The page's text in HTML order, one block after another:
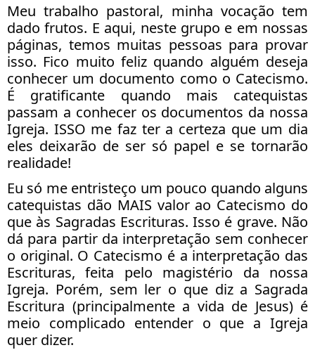
Meu trabalho pastoral, minha vocação tem
dado frutos. E aqui, neste grupo e em nossas
páginas, temos muitas pessoas para provar
isso. Fico muito feliz quando alguém deseja
conhecer um documento como o Catecismo.
É gratificante quando mais catequistas
passam a conhecer os documentos da nossa
Igreja. ISSO me faz ter a certeza que um dia
eles deixarão de ser só papel e se tornarão
realidade!
Eu só me entristeço um pouco quando alguns
catequistas dão MAIS valor ao Catecismo do
que às Sagradas Escrituras. Isso é grave. Não
dá para partir da interpretação sem conhecer
o original. O Catecismo é a interpretação das
Escrituras, feita pelo magistério da nossa
Igreja. Porém, sem ler o que diz a Sagrada
Escritura (principalmente a vida de Jesus) é
meio complicado entender o que a Igreja
quer dizer.